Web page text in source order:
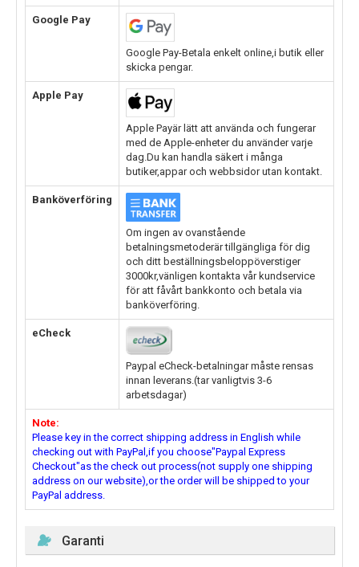
Google Pay
Google Pay-Betala enkelt online,i butik eller
skicka pengar.
Apple Pay
Apple Payär lätt att använda och fungerar
med de Apple-enheter du använder varje
dag.Du kan handla säkert i många
butiker,appar och webbsidor utan kontakt.
Banköverföring
Om ingen av ovanstående
betalningsmetoderär tillgängliga för dig
och ditt beställningsbeloppöverstiger
3000kr,vänligen kontakta vår kundservice
för att fåvårt bankkonto och betala via
banköverföring.
eCheck
Paypal eCheck-betalningar måste rensas
innan leverans.(tar vanligtvis 3-6
arbetsdagar)
Note:
Please key in the correct shipping address in English while
checking out with PayPal,if you choose"Paypal Express
Checkout"as the check out process(not supply one shipping
address on our website),or the order will be shipped to your
PayPal address.
Garanti